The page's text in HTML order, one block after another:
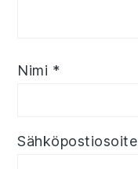
Nimi *
Sähköpostiosoite